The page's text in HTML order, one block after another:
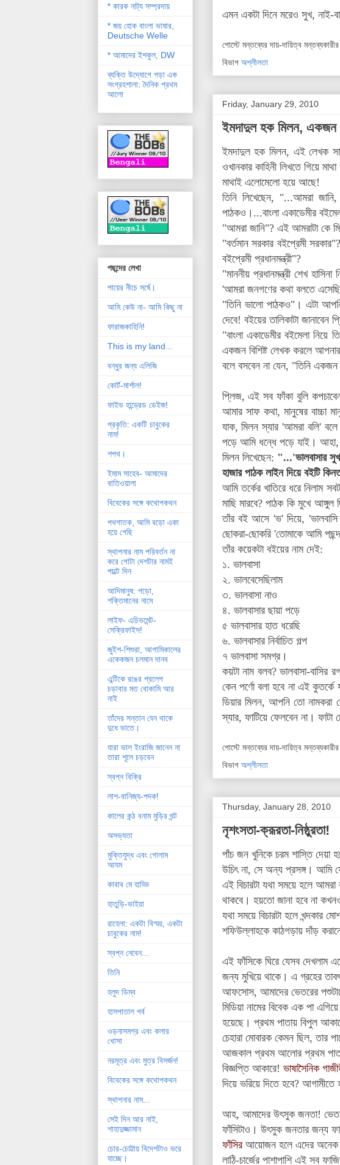
এমন একটা দিনে মরেও সুখ, নাই-
পোস্টে মন্তব্যের দায়-দায়িত্ব মন্তব্যকারীর
বিভাগ অশ্লীলতা
Friday, January 29, 2010
ইমদাদুল হক মিলন, একজন
ইমদাদুল হক মিলন, এই লেখক
ওখানকার কাহিনী লিখতে গিয়ে
মাথাই এলোমেলো হয়ে আছে!
তিনি লিখেছেন, "...আমরা
পাঠকও।...বাংলা একাডেমীর
"আমরা জানি"? এই আমরাটা কে
"বর্তমান সরকার বইপ্রেমী
বইপ্রেমী প্রধানমন্ত্রী"?
"মাননীয় প্রধানমন্ত্রী শেখ
'আমরা জনগণের কথা বলতে এসেছি',
"তিনি ভালো পাঠকও"। এটা
দেবে! বইয়ের তালিকাটা
"বাংলা একাডেমীর বইমেলা নিয়ে
একজন বিশিষ্ট লেখক করলে
বলে বসবেন না যেন, "তিনি একজন
প্লিজ, এই সব ফাঁকা বুলি
আমার সাফ কথা, মানুষের বাচ্চা
যাক, মিলন স্যার 'আমরা বলি'
পড়ে আমি ধন্ধে পড়ে যাই। আহা,
মিলন লিখেছেন: "...'ভালবাসার
হাজার পাঠক লাইন দিয়ে বইটি
আমি তর্কের খাতিরে ধরে নিলাম
মাছি মারবে? পাঠক কি মুখে
তাঁর বই আসে 'ভ' দিয়ে,
ছোকরা-ছোকরি 'তোমাকে আমি পছন্দ
তাঁর কয়েকটা বইয়ের নাম দেই:
১. ভালবাসা
২. ভালবেসেছিলাম
৩. ভালবাসা নাও
৪. ভালবাসার ছায়া পড়ে
৫ ভালবাসার হাত ধরেছি
৬. ভালবাসার নির্বাচিত গল্প
৭ ভালবাসা সমগ্র।
কয়টা নাম বলব? ভালবাসা-বাসির
কেন পর্ণো বলা হবে না এই
ডিয়ার মিলন, আপনি তো নামকরা
স্যার, ফাটিয়ে ফেলবেন না।
পোস্টে মন্তব্যের দায়-দায়িত্ব মন্তব্যকারীর
বিভাগ অশ্লীলতা
Thursday, January 28, 2010
নৃশংসতা-ক্রূরতা-নিষ্ঠুরতা!
পাঁচ জন খুনিকে চরম শাস্তি দেয়া
উচিৎ না, সে অন্য প্রসঙ্গ। আমি
এই বিচারটা যথা সময়ে হলে
থাকবে। হয়তো জানা হবে না
যথা সময়ে বিচারটা হলে খন্দকার
শফিউল্লাহকে কাঠগড়ায় দাঁড়
এই ফাঁসিকে ঘিরে যেসব দেখলাম
জন্য মুখিয়ে থাকে। এ গ্রহের
আফসোস, আমাদের ভেতরের
মিডিয়া নামের বিবেক এক পা
হয়েছে। প্রথম পাতায় বিপুল
চেহারা মোবারক কেমন ছিল, তার
আজকাল প্রথম আলোর প্রথম
বিজ্ঞপ্তি আকারে! ভাষাসৈনিক
দিয়ে ভরিয়ে দিতে হবে?
আহ, আমাদের উৎসুক জনতা!
ফাঁসিটাও। উৎসুক জনতার জন্য
ফাঁসিরআয়োজন হলে এদের অনেক
লাঠি-চার্জের পাশাপাশি এই সব
* কারক নাট্য সম্প্রদায়
* জয় হোক বাংলা ভাষার,
Deutsche Welle
* আমাদের ইশকুল, DW
ব্যক্তি উদ্যোগে গড়া এক
সংগ্রহশালা: দৈনিক প্রথম
আলো
পছন্দের লেখা
পায়ের নীচে সর্ষে।
আমি কেউ না- আমি কিছু না
ফারাজকাহিনি!
This is my land...
বন্ধুর জন্য এলিজি
কোর্ট-মার্শাল!
ফাইভ হান্ড্রেড ডেইজ!
প্রকৃতি: একটি চাবুকের
নাম!
শপথ।
ইমাম সাহেব- আমাদের
বাতিওয়ালা
বিবেকের সঙ্গে কথোপকথন
পথগাতক, আমি বড়ো একা
হয়ে গেছি
স্থাপনার নাম পরিবর্তন না
করে গোটা দেশটার নামই
পাল্টে দিন
আদিমানুষ: পড়ো,
শক্তিমানের নামে
লাইফ- এচিভমেন্ট-
সেক্রিফাইস!
জুইশ-শিশুরা, আগামিকালের
একেকজন চলমান দানব
এন্টিকে রঙের প্রলেপ
চড়াবার মত বোকামি আর
নাই
তাঁদের সন্তান যেন থাকে
দুধে ভাতে।
যারা ভাল ইংরাজি জানেন না
তারা শূলে চড়বেন
স্বপ্ন বিক্রি
লাশ-বানিজ্য-পদক!
কালের কন্ঠ বনাম মুড়ির ঘন্ট
অসভ্যতা
মুক্তিযুদ্ধ এবং গোলাম
আযম
কাবাব মে হাড্ডি
হাতুড়ি-ভাইয়া
রাহেলা: একটা বিস্ময়, একটা
চাবুকের নাম!
স্বপ্ন নেবেন...
তিনি
হলুদ ডিম্ব
হাসপাতাল পর্ব
ওড়নাসমগ্র এবং কলার
খোসা
নরমূত্র এবং মুত্র বিসর্জন!
বিবেকের সঙ্গে কথোপকথন
স্থাপনার নাম...
সেই দিন আর নাই,
শাহাদুজ্জামান
চোর-চোট্টায় বিদেশটাও ভরে
যাচ্ছে।